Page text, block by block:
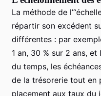
La méthode de
répartir son excédent
différentes : par
1 an, 30 % sur 2 ans,
du temps, les
de la trésorerie tout en
placement aux taux du